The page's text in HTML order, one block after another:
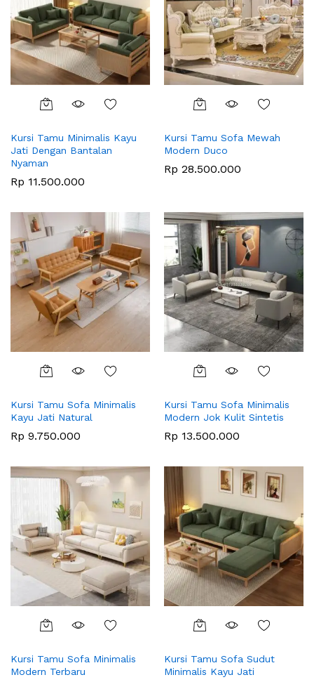
Kursi Tamu Minimalis Kayu
Jati Dengan Bantalan
Nyaman
Rp 11.500.000
Kursi Tamu Sofa Mewah
Modern Duco
Rp 28.500.000
Kursi Tamu Sofa Minimalis
Kayu Jati Natural
Rp 9.750.000
Kursi Tamu Sofa Minimalis
Modern Jok Kulit Sintetis
Rp 13.500.000
Kursi Tamu Sofa Minimalis
Modern Terbaru
Kursi Tamu Sofa Sudut
Minimalis Kayu Jati